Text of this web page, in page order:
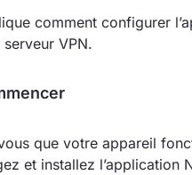
comment configurer
VPN.
que votre appareil
et installez l’application